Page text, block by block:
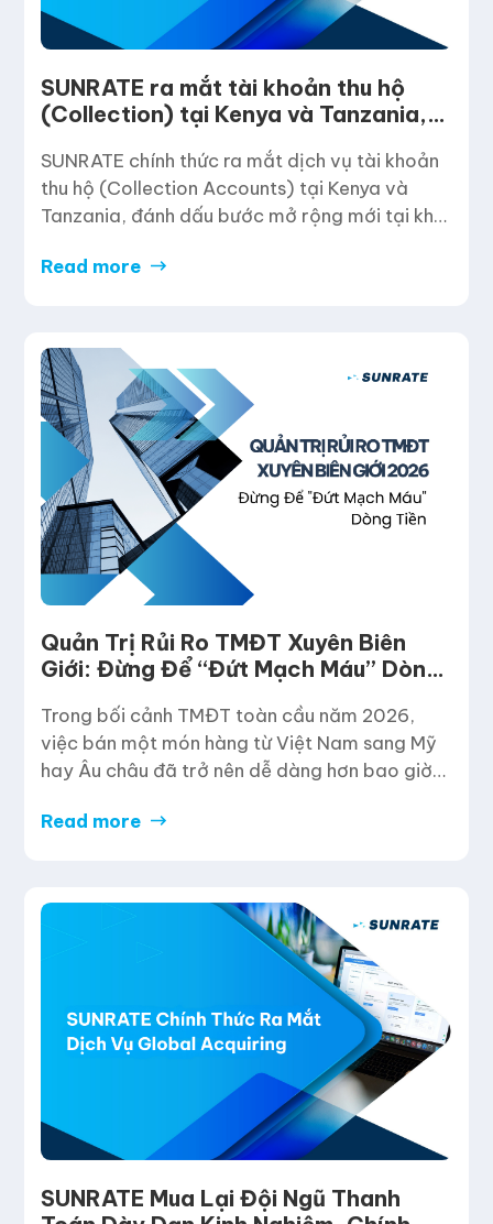
SUNRATE ra mắt tài khoản thu hộ
(Collection) tại Kenya và Tanzania,
biên giới tại Đông Phi
SUNRATE chính thức ra mắt dịch vụ tài khoản
thu hộ (Collection Accounts) tại Kenya và
Tanzania, đánh dấu bước mở rộng mới tại khu
nghiệp quốc tế thu tiền nhanh hơn, an toàn hơn
Read more
Quản Trị Rủi Ro TMĐT Xuyên Biên
Giới: Đừng Để “Đứt Mạch Máu” Dòng
Trong bối cảnh TMĐT toàn cầu năm 2026,
việc bán một món hàng từ Việt Nam sang Mỹ
hay Âu châu đã trở nên dễ dàng hơn bao giờ
thu “nghìn đô” là một ma trận rủi ro mà nếu
Read more
SUNRATE Mua Lại Đội Ngũ Thanh